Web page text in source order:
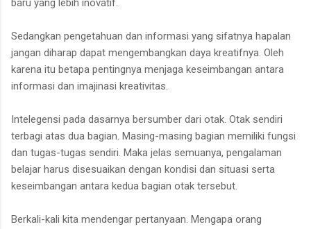
Sedangkan pengetahuan dan informasi yang sifatnya hapalan
jangan diharap dapat mengembangkan daya kreatifnya. Oleh
karena itu betapa pentingnya menjaga keseimbangan antara
informasi dan imajinasi kreativitas.
Intelegensi pada dasarnya bersumber dari otak. Otak sendiri
terbagi atas dua bagian. Masing-masing bagian memiliki fungsi
dan tugas-tugas sendiri. Maka jelas semuanya, pengalaman
belajar harus disesuaikan dengan kondisi dan situasi serta
keseimbangan antara kedua bagian otak tersebut.
Berkali-kali kita mendengar pertanyaan. Mengapa orang